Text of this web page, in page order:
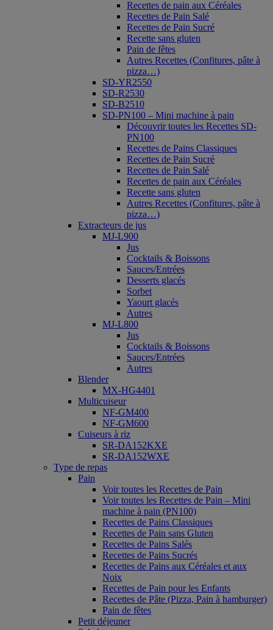
Recettes de pain aux Céréales
Recettes de Pain Salé
Recettes de Pain Sucré
Recette sans gluten
Pain de fêtes
Autres Recettes (Confitures, pâte à
pizza…)
SD-YR2550
SD-R2530
SD-B2510
SD-PN100 – Mini machine à pain
Découvrir toutes les Recettes SD-
PN100
Recettes de Pains Classiques
Recettes de Pain Sucré
Recettes de Pain Salé
Recettes de pain aux Céréales
Recette sans gluten
Autres Recettes (Confitures, pâte à
pizza…)
Extracteurs de jus
MJ-L900
Jus
Cocktails & Boissons
Sauces/Entrées
Desserts glacés
Sorbet
Yaourt glacés
Autres
MJ-L800
Jus
Cocktails & Boissons
Sauces/Entrées
Autres
Blender
MX-HG4401
Multicuiseur
NF-GM400
NF-GM600
Cuiseurs à riz
SR-DA152KXE
SR-DA152WXE
Type de repas
Pain
Voir toutes les Recettes de Pain
Voir toutes les Recettes de Pain – Mini
machine à pain (PN100)
Recettes de Pains Classiques
Recettes de Pain sans Gluten
Recettes de Pains Salés
Recettes de Pains Sucrés
Recettes de Pains aux Céréales et aux
Noix
Recettes de Pain pour les Enfants
Recettes de Pâte (Pizza, Pain à hamburger)
Pain de fêtes
Petit déjeuner